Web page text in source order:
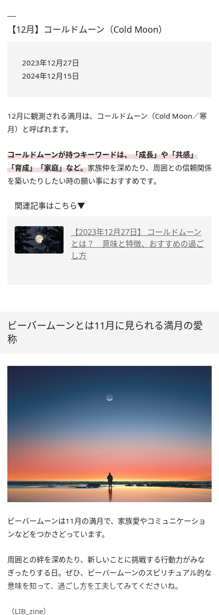
【12月】コールドムーン（Cold Moon）
2023年12月27日
2024年12月15日
12月に観測される満月は、コールドムーン（Cold Moon／寒
月）と呼ばれます。
コールドムーンが持つキーワードは、「成長」や「共感」
「育成」「家庭」など。家族仲を深めたり、周囲との信頼関係
を築いたりしたい時の願い事におすすめです。
関連記事はこちら▼
【2023年12月27日】 コールドムーン
とは？ 意味と特徴、おすすめの過ご
し方
ビーバームーンとは11月に見られる満月の愛
称
ビーバームーンは11月の満月で、家族愛やコミュニケーショ
ンなどをつかさどっています。
周囲との絆を深めたり、新しいことに挑戦する行動力がみな
ぎったりする日。ぜひ、ビーバームーンのスピリチュアル的な
意味を知って、過ごし方を工夫してみてくださいね。
（LIB_zine）